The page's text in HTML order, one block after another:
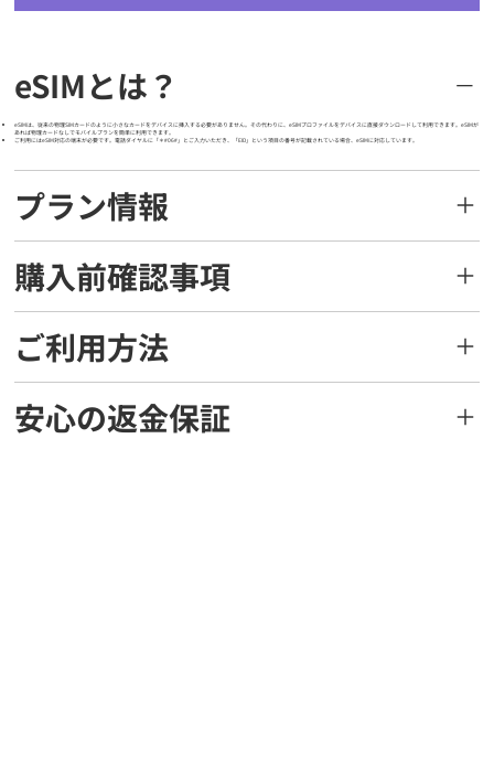
eSIMとは？
eSIMは、従来の物理SIMカードのように小さなカードをデバイスに挿入する必要がありません。その代わりに、eSIMプロファイルをデバイスに直接ダウンロードして利用できます。eSIMが
あれば物理カードなしでモバイルプランを簡単に利用できます。
ご利用にはeSIM対応の端末が必要です。電話ダイヤルに「＊#06#」とご入力いただき、「EID」という項目の番号が記載されている場合、eSIMに対応しています。
プラン情報
購入前確認事項
ご利用方法
安心の返金保証